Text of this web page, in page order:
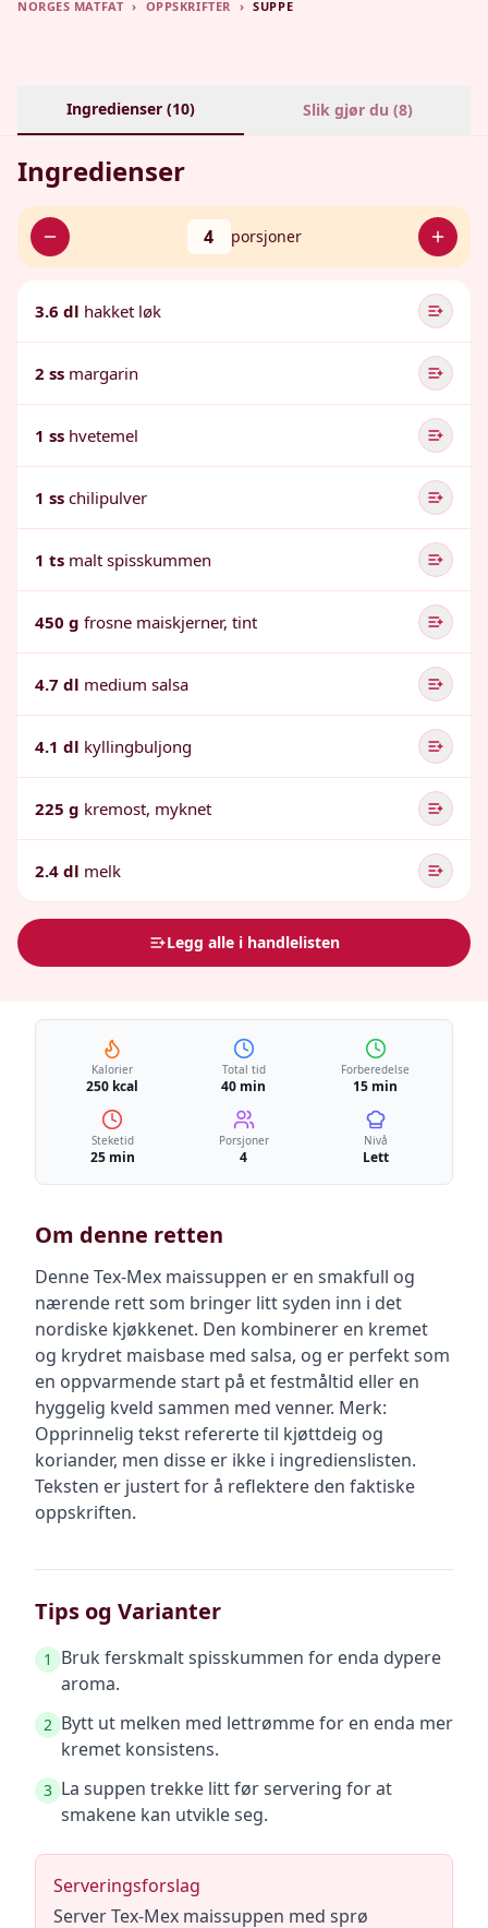
NORGES MATFAT › OPPSKRIFTER › SUPPE
Ingredienser (10) Slik gjør du (8)
Ingredienser
4 porsjoner
3.6 dl hakket løk
2 ss margarin
1 ss hvetemel
1 ss chilipulver
1 ts malt spisskummen
450 g frosne maiskjerner, tint
4.7 dl medium salsa
4.1 dl kyllingbuljong
225 g kremost, myknet
2.4 dl melk
Legg alle i handlelisten
Kalorier
250 kcal
Total tid
40 min
Forberedelse
15 min
Steketid
25 min
Porsjoner
4
Nivå
Lett
Om denne retten
Denne Tex-Mex maissuppen er en smakfull og
nærende rett som bringer litt syden inn i det
nordiske kjøkkenet. Den kombinerer en kremet
og krydret maisbase med salsa, og er perfekt som
en oppvarmende start på et festmåltid eller en
hyggelig kveld sammen med venner. Merk:
Opprinnelig tekst refererte til kjøttdeig og
koriander, men disse er ikke i ingredienslisten.
Teksten er justert for å reflektere den faktiske
oppskriften.
Tips og Varianter
1
Bruk ferskmalt spisskummen for enda dypere
aroma.
2 Bytt ut melken med lettrømme for en enda mer
kremet konsistens.
3 La suppen trekke litt før servering for at
smakene kan utvikle seg.
Serveringsforslag
Server Tex-Mex maissuppen med sprø